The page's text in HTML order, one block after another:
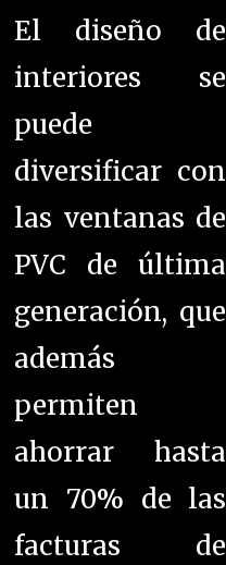
El diseño de
interiores se
puede
diversificar con
las ventanas de
PVC de última
generación, que
además
permiten
ahorrar hasta
un 70% de las
facturas de